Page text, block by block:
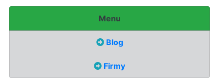
Menu
Blog
Firmy